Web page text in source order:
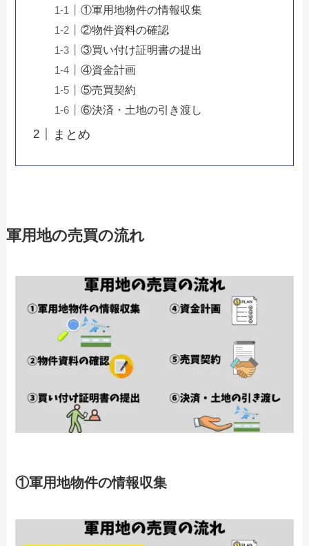
①軍用地物件の情報収集
②物件資料の確認
③買い付け証明書の提出
④資金計画
⑤売買契約
⑥決済・土地の引き渡し
まとめ
軍用地の売買の流れ
①軍用地物件の情報収集